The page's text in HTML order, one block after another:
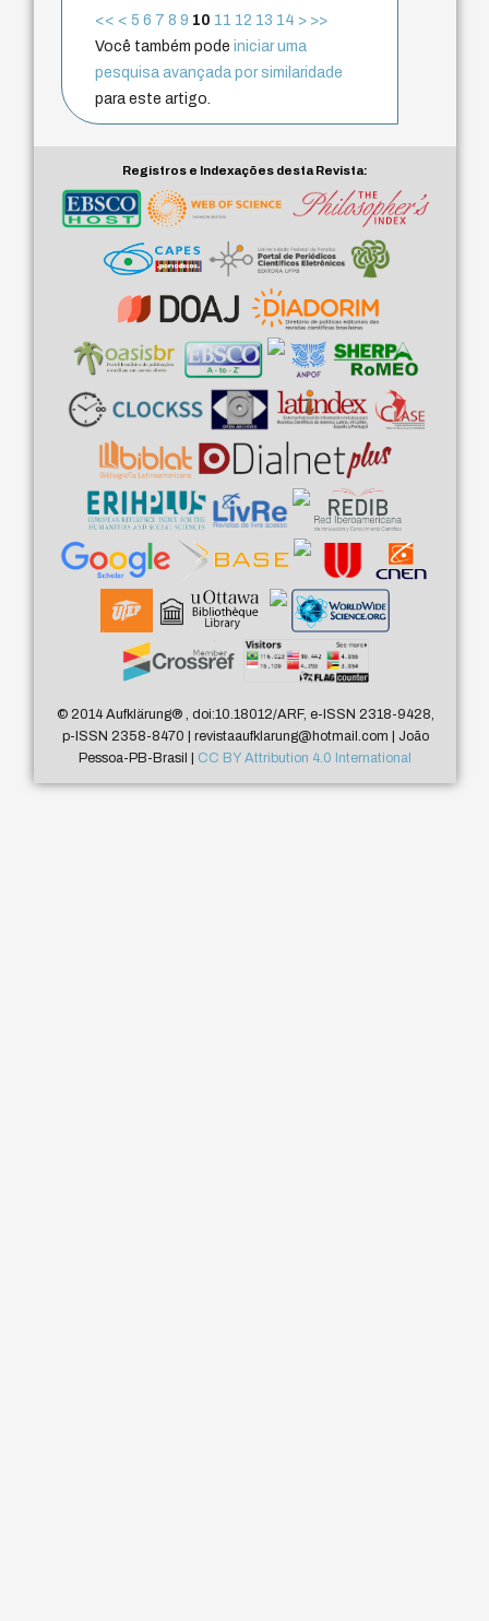
<< < 5 6 7 8 9 10 11 12 13 14 > >>
Você também podeiniciar uma
pesquisa avançada por similaridade
para este artigo.
Registros e Indexações desta Revista:
© 2014 Aufklärung®, doi:10.18012/ARF, e-ISSN 2318-9428,
p-ISSN 2358-8470 | revistaaufklarung@hotmail.com | João
Pessoa-PB-Brasil | CC BY Attribution 4.0 International